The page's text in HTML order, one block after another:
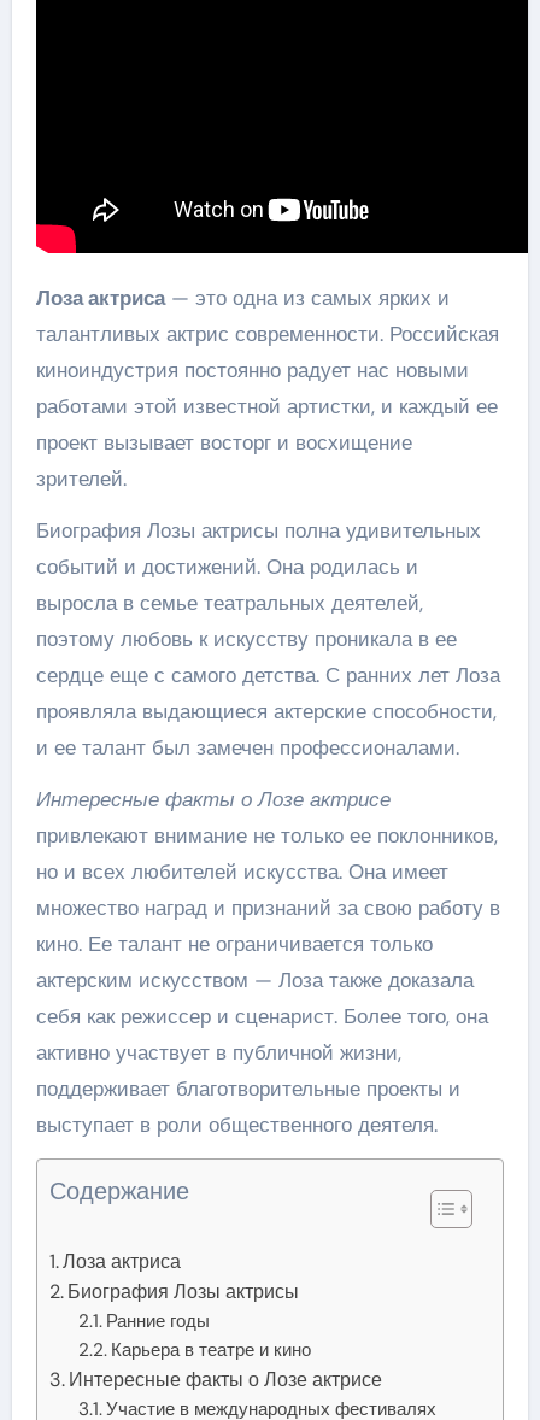
Лоза актриса— это одна из самых ярких и
талантливых актрис современности. Российская
киноиндустрия постоянно радует нас новыми
работами этой известной артистки, и каждый ее
проект вызывает восторг и восхищение
зрителей.
Биография Лозы актрисы полна удивительных
событий и достижений. Она родилась и
выросла в семье театральных деятелей,
поэтому любовь к искусству проникала в ее
сердце еще с самого детства. С ранних лет Лоза
проявляла выдающиеся актерские способности,
и ее талант был замечен профессионалами.
Интересные факты о Лозе актрисе
привлекают внимание не только ее поклонников,
но и всех любителей искусства. Она имеет
множество наград и признаний за свою работу в
кино. Ее талант не ограничивается только
актерским искусством — Лоза также доказала
себя как режиссер и сценарист. Более того, она
активно участвует в публичной жизни,
поддерживает благотворительные проекты и
выступает в роли общественного деятеля.
Содержание
Лоза актриса
Биография Лозы актрисы
Ранние годы
Карьера в театре и кино
Интересные факты о Лозе актрисе
Участие в международных фестивалях